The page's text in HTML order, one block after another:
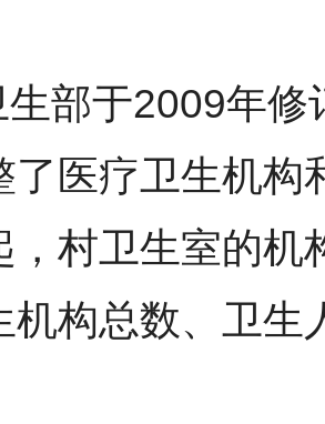
生部于2009年
了医疗卫生机构
，村卫生室的机
机构总数、卫生